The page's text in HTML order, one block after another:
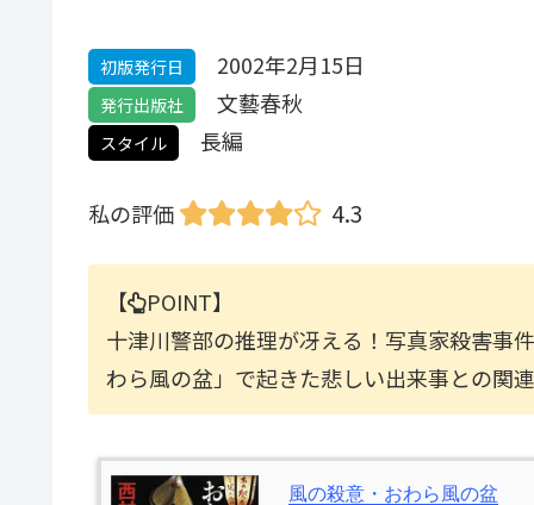
初版発行日 2002年2月15日
発行出版社 文藝春秋
スタイル 長編
私の評価 4.3
【
POINT】
十津川警部の推理が冴える！写真家殺害事
わら風の盆」で起きた悲しい出来事との関
風の殺意・おわら風の盆